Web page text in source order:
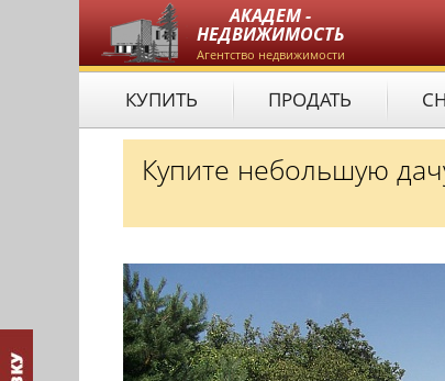
АКАДЕМ -
НЕДВИЖИМОСТЬ
Агентство недвижимости
КУПИТЬ ПРОДАТЬ
Купите небольшую